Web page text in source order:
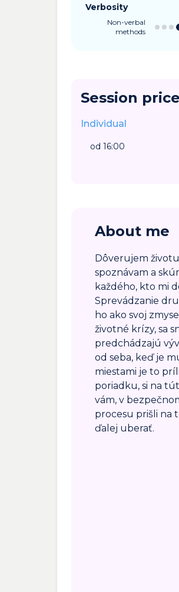
Verbosity
Non-verbal
methods
Session
Individual
od 16:00
About me
Dôverujem
spoznávam a
každého, kto mi
Sprevádzanie
ho ako svoj
životné krízy, sa
predchádzajú
od seba, keď je
miestami je to
poriadku, si na
vám, v
procesu prišli na
ďalej uberať.